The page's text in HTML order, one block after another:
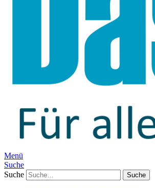
Menü
Suche
Suche